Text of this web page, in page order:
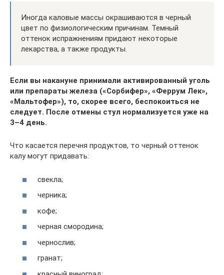
Иногда каловые массы окрашиваются в черный
цвет по физиологическим причинам. Темный
оттенок испражнениям придают некоторые
лекарства, а также продукты.
Если вы накануне принимали активированный уголь
или препараты железа («Сорбифер», «Феррум Лек»,
«Мальтофер»), то, скорее всего, беспокоиться не
следует. После отмены стул нормализуется уже на
3–4 день.
Что касается перечня продуктов, то черный оттенок
калу могут придавать:
свекла;
черника;
кофе;
черная смородина;
чернослив;
гранат;